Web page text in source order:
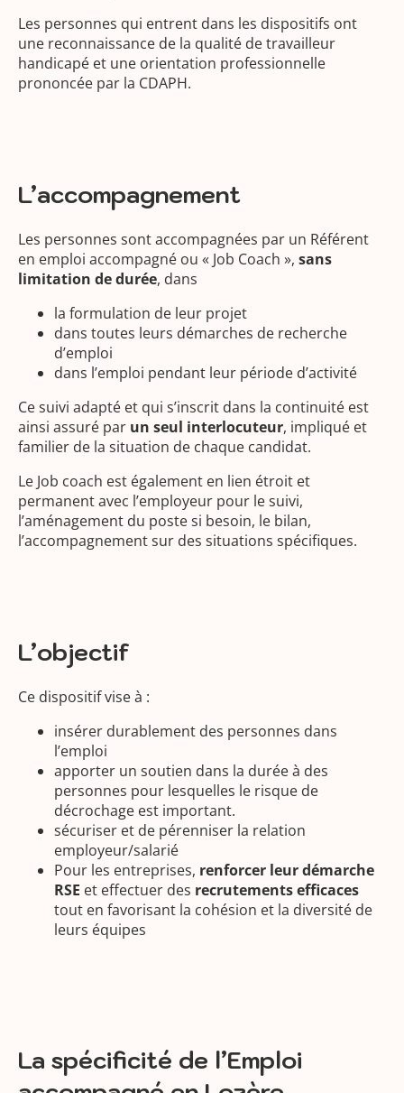
Les personnes qui entrent dans les dispositifs ont
une reconnaissance de la qualité de travailleur
handicapé et une orientation professionnelle
prononcée par la CDAPH.
L’accompagnement
Les personnes sont accompagnées par un Référent
en emploi accompagné ou « Job Coach », sans
limitation de durée, dans
la formulation de leur projet
dans toutes leurs démarches de recherche
d’emploi
dans l’emploi pendant leur période d’activité
Ce suivi adapté et qui s’inscrit dans la continuité est
ainsi assuré par un seul interlocuteur, impliqué et
familier de la situation de chaque candidat.
Le Job coach est également en lien étroit et
permanent avec l’employeur pour le suivi,
l’aménagement du poste si besoin, le bilan,
l’accompagnement sur des situations spécifiques.
L’objectif
Ce dispositif vise à :
insérer durablement des personnes dans
l’emploi
apporter un soutien dans la durée à des
personnes pour lesquelles le risque de
décrochage est important.
sécuriser et de pérenniser la relation
employeur/salarié
Pour les entreprises, renforcer leur démarche
RSE et effectuer des recrutements efficaces
tout en favorisant la cohésion et la diversité de
leurs équipes
La spécificité de l’Emploi